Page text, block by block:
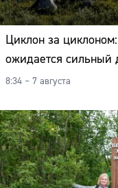
Циклон за
ожидается сильный
8:34 – 7 августа